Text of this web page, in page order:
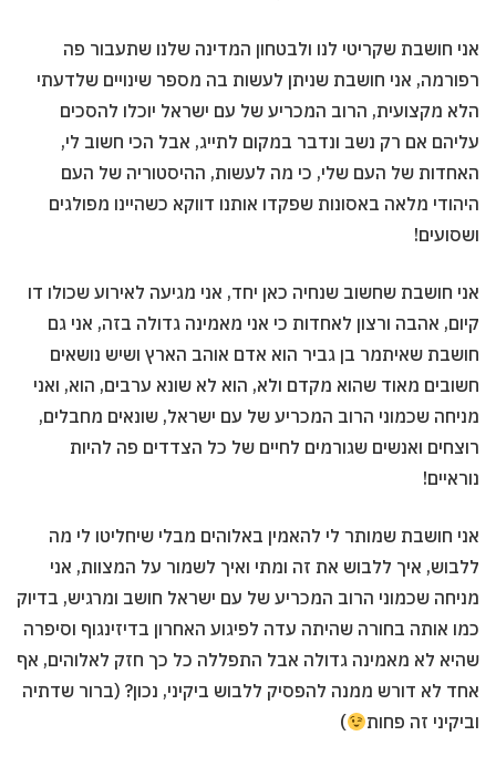
אני חושבת שקריטי לנו ולבטחון המדינה שלנו שתעבור פה
רפורמה, אני חושבת שניתן לעשות בה מספר שינויים שלדעתי
הלא מקצועית, הרוב המכריע של עם ישראל יוכלו להסכים
עליהם אם רק נשב ונדבר במקום לתייג, אבל הכי חשוב לי,
האחדות של העם שלי, כי מה לעשות, ההיסטוריה של העם
היהודי מלאה באסונות שפקדו אותנו דווקא כשהיינו מפולגים
ושסועים!
אני חושבת שחשוב שנחיה כאן יחד, אני מגיעה לאירוע שכולו דו
קיום, אהבה ורצון לאחדות כי אני מאמינה גדולה בזה, אני גם
חושבת שאיתמר בן גביר הוא אדם אוהב הארץ ושיש נושאים
חשובים מאוד שהוא מקדם ולא, הוא לא שונא ערבים, הוא, ואני
מניחה שכמוני הרוב המכריע של עם ישראל, שונאים מחבלים,
רוצחים ואנשים שגורמים לחיים של כל הצדדים פה להיות
נוראיים!
אני חושבת שמותר לי להאמין באלוהים מבלי שיחליטו לי מה
ללבוש, איך ללבוש את זה ומתי ואיך לשמור על המצוות, אני
מניחה שכמוני הרוב המכריע של עם ישראל חושב ומרגיש, בדיוק
כמו אותה בחורה שהיתה עדה לפיגוע האחרון בדיזינגוף וסיפרה
שהיא לא מאמינה גדולה אבל התפללה כל כך חזק לאלוהים, אף
אחד לא דורש ממנה להפסיק ללבוש ביקיני, נכון? (ברור שדתיה
וביקיני זה פחות
)